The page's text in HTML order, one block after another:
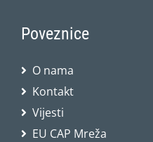
Poveznice
O nama
Kontakt
Vijesti
EU CAP Mreža